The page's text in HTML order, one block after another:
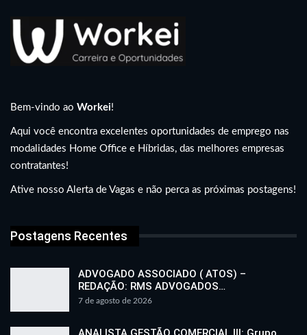
Bem-vindo ao Workei!
Aqui você encontra excelentes oportunidades de emprego nas
modalidades Home Office e Híbridas, das melhores empresas
contratantes!
Ative nosso Alerta de Vagas e não perca as próximas postagens!
Postagens Recentes
ADVOGADO ASSOCIADO ( ATOS) –
REDAÇÃO: RMS ADVOGADOS…
7 de agosto de 2026